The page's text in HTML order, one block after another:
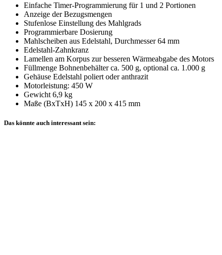
Einfache Timer-Programmierung für 1 und 2 Portionen
Anzeige der Bezugsmengen
Stufenlose Einstellung des Mahlgrads
Programmierbare Dosierung
Mahlscheiben aus Edelstahl, Durchmesser 64 mm
Edelstahl-Zahnkranz
Lamellen am Korpus zur besseren Wärmeabgabe des Motors
Füllmenge Bohnenbehälter ca. 500 g, optional ca. 1.000 g
Gehäuse Edelstahl poliert oder anthrazit
Motorleistung: 450 W
Gewicht 6,9 kg
Maße (BxTxH) 145 x 200 x 415 mm
Das könnte auch interessant sein: